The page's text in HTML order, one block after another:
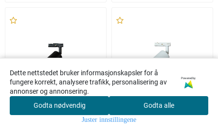
Søk
Belid Lucy Spotlight for
Belid Lucy Spotlys til 1-
Dette nettstedet bruker informasjonskapsler for å
fungere korrekt, analysere trafikk, personalisering av
annonser og annonsering.
Powered by
Godta nødvendig Godta alle
Juster innstillingene